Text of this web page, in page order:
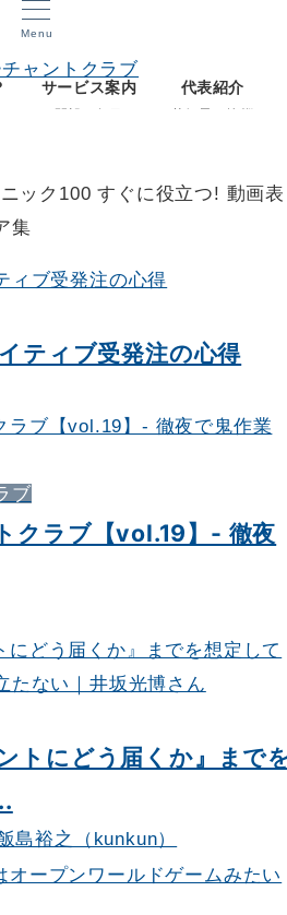
Menu
サービス案内 代表紹介
ック100 すぐに役立つ! 動画表
集
ティブ受発注の心得
ブ
クラブ【vol.19】- 徹夜
トにどう届くか』まで
島裕之（kunkun）